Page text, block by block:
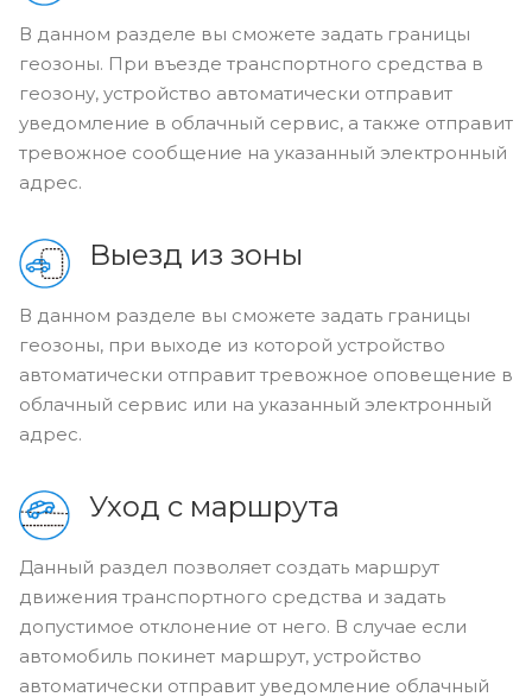
В данном разделе вы сможете задать границы
геозоны. При въезде транспортного средства в
геозону, устройство автоматически отправит
уведомление в облачный сервис, а также отправит
тревожное сообщение на указанный электронный
адрес.
Выезд из зоны
В данном разделе вы сможете задать границы
геозоны, при выходе из которой устройство
автоматически отправит тревожное оповещение в
облачный сервис или на указанный электронный
адрес.
Уход с маршрута
Данный раздел позволяет создать маршрут
движения транспортного средства и задать
допустимое отклонение от него. В случае если
автомобиль покинет маршрут, устройство
автоматически отправит уведомление облачный